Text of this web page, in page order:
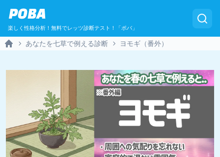
POBA
楽しく性格分析！無料でレッツ診断テスト！「ポバ」
あなたを七草で例える診断 ヨモギ（番外）